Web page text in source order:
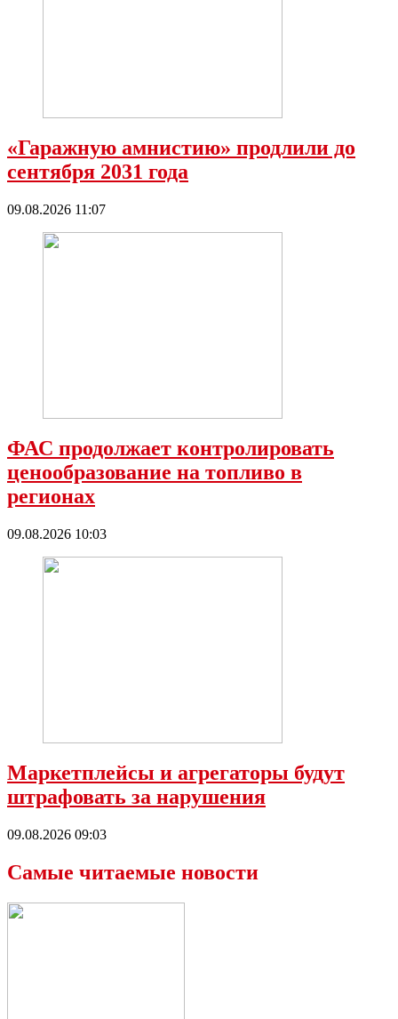
«Гаражную амнистию» продлили до
сентября 2031 года
09.08.2026 11:07
ФАС продолжает контролировать
ценообразование на топливо в
регионах
09.08.2026 10:03
Маркетплейсы и агрегаторы будут
штрафовать за нарушения
09.08.2026 09:03
Самые читаемые новости